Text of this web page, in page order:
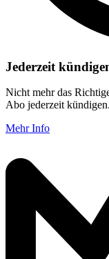
Jederzeit
Nicht mehr das
Abo jederzeit kündigen.
Mehr Info